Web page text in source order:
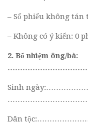
– Số phiếu không tán
– Không có ý kiến: 0
2. Bổ nhiệm ông/bà:
Sinh
Dân